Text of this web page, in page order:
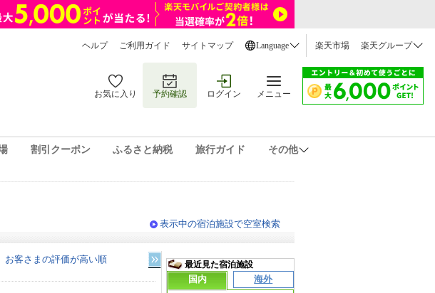
ヘルプ ご利用ガイド サイトマップ Language 楽天市場 楽天グループ
お気に入り 予約確認 ログイン メニュー
割引クーポン ふるさと納税 旅行ガイド その他
表示中の宿泊施設で空室検索
お客さまの評価が高い順
最近見た宿泊施設
国内
海外